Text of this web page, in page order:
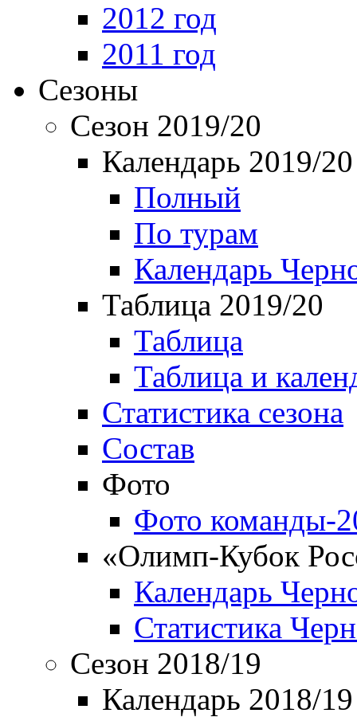
2012 год
2011 год
Сезоны
Сезон 2019/20
Календарь 2019/20
Полный
По турам
Календарь
Таблица 2019/20
Таблица
Таблица и
Статистика сезона
Состав
Фото
Фото команды-
«Олимп-Кубок
Календарь
Статистика
Сезон 2018/19
Календарь 2018/19